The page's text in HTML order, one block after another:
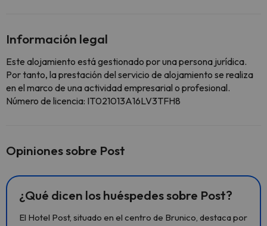
Información legal
Este alojamiento está gestionado por una persona jurídica.
Por tanto, la prestación del servicio de alojamiento se realiza
en el marco de una actividad empresarial o profesional.
Número de licencia: IT021013A16LV3TFH8
Opiniones sobre Post
¿Qué dicen los huéspedes sobre Post?
El Hotel Post, situado en el centro de Brunico, destaca por